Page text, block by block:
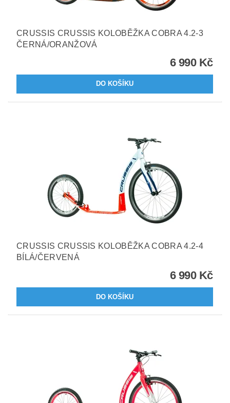
CRUSSIS CRUSSIS KOLOBĚŽKA COBRA 4.2-3
ČERNÁ/ORANŽOVÁ
6 990 Kč
CRUSSIS CRUSSIS KOLOBĚŽKA COBRA 4.2-4
BÍLÁ/ČERVENÁ
6 990 Kč